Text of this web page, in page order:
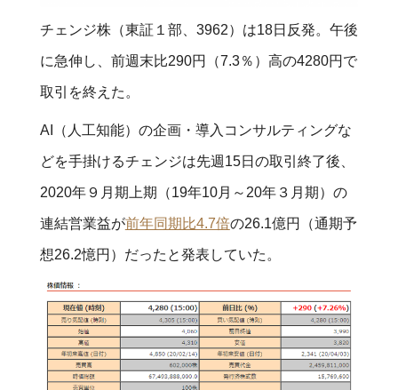
チェンジ株（東証１部、3962）は18日反発。午後
に急伸し、前週末比290円（7.3％）高の4280円で
取引を終えた。
AI（人工知能）の企画・導入コンサルティングな
どを手掛けるチェンジは先週15日の取引終了後、
2020年９月期上期（19年10月～20年３月期）の
連結営業益が前年同期比4.7倍の26.1億円（通期予
想26.2憶円）だったと発表していた。